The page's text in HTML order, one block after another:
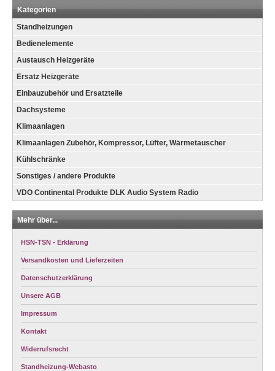
Kategorien
Standheizungen
Bedienelemente
Austausch Heizgeräte
Ersatz Heizgeräte
Einbauzubehör und Ersatzteile
Dachsysteme
Klimaanlagen
Klimaanlagen Zubehör, Kompressor, Lüfter, Wärmetauscher
Kühlschränke
Sonstiges / andere Produkte
VDO Continental Produkte DLK Audio System Radio
Mehr über...
HSN-TSN - Erklärung
Versandkosten und Lieferzeiten
Datenschutzerklärung
Unsere AGB
Impressum
Kontakt
Widerrufsrecht
Standheizung-Webasto